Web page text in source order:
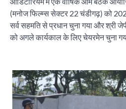
(मनोज फिल्म्स सेक्टर 22 चंडीगढ़) को
सर्व सहमति से प्रधान चुना गया और श्री
को अगले कार्यकाल के लिए चेयरमेन चुना